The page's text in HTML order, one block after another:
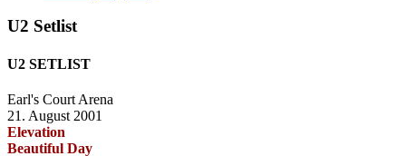
U2 Setlist
U2 SETLIST
Earl's Court Arena
21. August 2001
Elevation
Beautiful Day